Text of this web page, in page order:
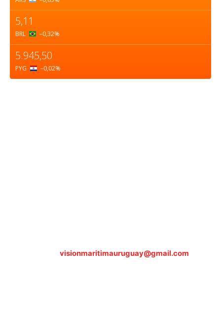
5,11
BRL –0,32%
5.945,50
PYG –0,02%
visionmaritimauruguay@gmail.com